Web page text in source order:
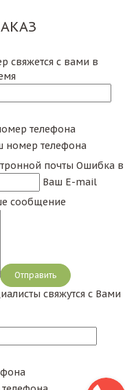
свяжется с вами в
телефона
номер телефона
почты Ошибка в
Ваш E-mail
сообщение
Сообщение
свяжутся с Вами